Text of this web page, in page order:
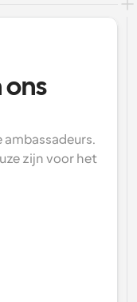
ons
ambassadeurs.
zijn voor het